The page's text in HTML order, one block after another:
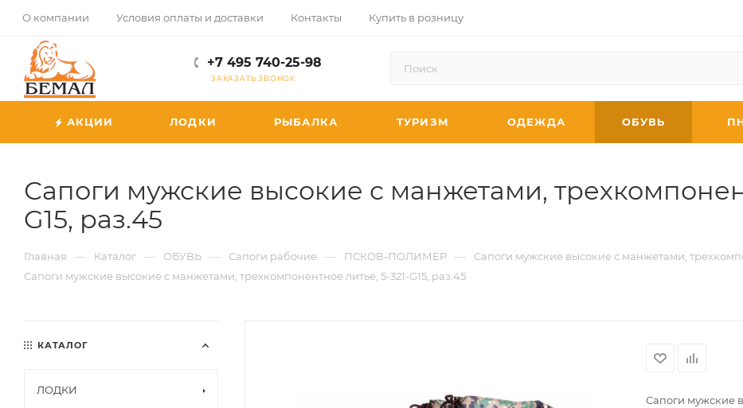
О компании Условия оплаты и доставки Контакты Купить в розницу
+7 495 740-25-98
ЗАКАЗАТЬ ЗВОНОК
АКЦИИ ЛОДКИ РЫБАЛКА ТУРИЗМ ОДЕЖДА ОБУВЬ
Сапоги мужские высокие с манжетами,
G15, раз.45
Главная — Каталог — ОБУВЬ — Сапоги рабочие — ПСКОВ-ПОЛИМЕР — Сапоги мужские высокие с манжетами,
Сапоги мужские высокие с манжетами, трехкомпонентное литье, 5-321-G15, раз.45
Сапоги мужские
КАТАЛОГ
ЛОДКИ